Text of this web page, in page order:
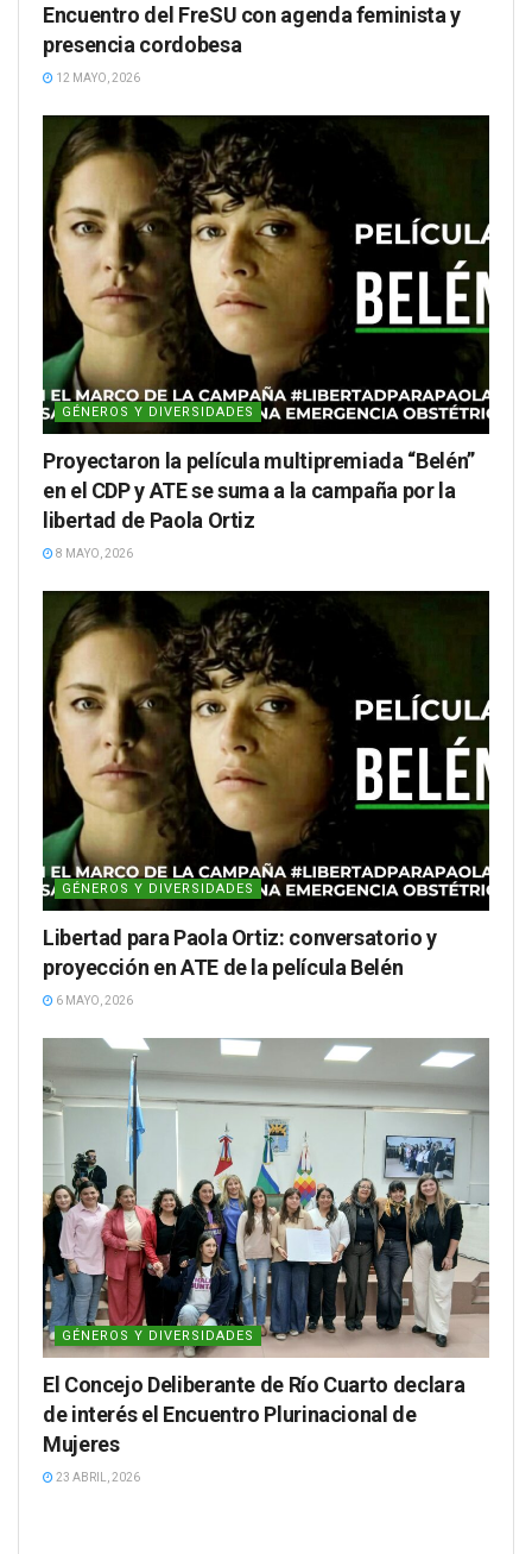
Encuentro del FreSU con agenda feminista y
presencia cordobesa
12 MAYO, 2026
GÉNEROS Y DIVERSIDADES
Proyectaron la película multipremiada “Belén”
en el CDP y ATE se suma a la campaña por la
libertad de Paola Ortiz
8 MAYO, 2026
GÉNEROS Y DIVERSIDADES
Libertad para Paola Ortiz: conversatorio y
proyección en ATE de la película Belén
6 MAYO, 2026
GÉNEROS Y DIVERSIDADES
El Concejo Deliberante de Río Cuarto declara
de interés el Encuentro Plurinacional de
Mujeres
23 ABRIL, 2026